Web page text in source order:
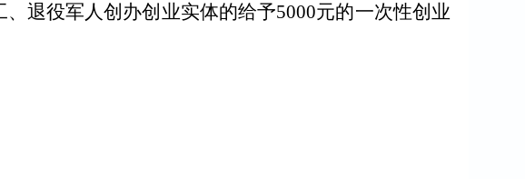
退役军人创办创业实体的给予5000元的一次性创业